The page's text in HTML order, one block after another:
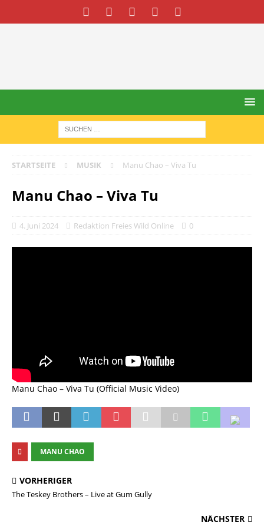
STARTSEITE MUSIK Manu Chao – Viva Tu
Manu Chao – Viva Tu
4. Juni 2024 Redaktion Freies Wild Online 0
Manu Chao – Viva Tu (Official Music Video)
MANU CHAO
VORHERIGER
The Teskey Brothers – Live at Gum Gully
NÄCHSTER